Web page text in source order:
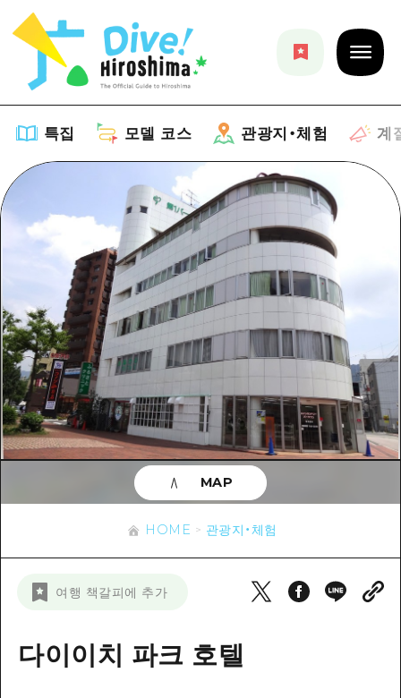
특집 모델 코스 관광지・체험 계
특집
목록
추천
아트
이벤트/축제
음식/술
사이클링
쇼핑
스포츠
나이트 라이프
기준
모델 코스
목록
Dive! Hiroshima 공식 가이드
Hiroshima Moshimo Travel
히로시마시 주변
아키(安芸)
빈고(備後)
미야지마(宮島) 주변
빠른 여행
관광지・체험
목록
아키(安芸)
빈고(備後)
비북(備北)
게이호쿠(芸北)
야마구치(山口)현 동부
시마네(島根)현
계절 정보
이벤트
유용한 정보
목록
접근
히로시마 OMOTENASHI 패스
뉴스
HOME 관광지・체험
여행 책갈피에 추가
다이이치 파크 호텔
MAP